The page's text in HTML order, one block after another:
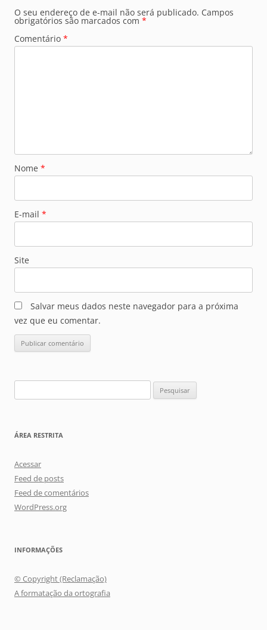
O seu endereço de e-mail não será publicado. Campos
obrigatórios são marcados com *
Comentário *
Nome *
E-mail *
Site
Salvar meus dados neste navegador para a próxima
vez que eu comentar.
por:
ÁREA RESTRITA
Acessar
Feed de posts
Feed de comentários
WordPress.org
INFORMAÇÕES
© Copyright (Reclamação)
A formatação da ortografia